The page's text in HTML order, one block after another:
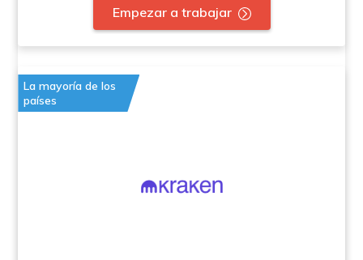
Empezar a trabajar
La mayoría de los
países